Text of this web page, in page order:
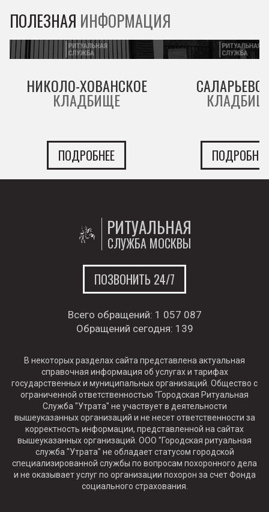
ПОЛЕЗНАЯ ИНФОРМАЦИЯ
НИКОЛО-ХОВАНСКОЕ
КЛАДБИЩЕ
ПОДРОБНЕЕ ПОДРОБНЕЕ
РИТУАЛЬНАЯ
СЛУЖБА МОСКВЫ
ПОЗВОНИТЬ 24/7
Всего обращений: 1 057 087
Обращений сегодня: 139
В некоторых разделах сайта представлена актуальная
справочная информация об услугах и тарифах
государственных и муниципальных организаций. Общество с
ограниченной ответственностью "Городская Ритуальная
Служба "Утрата" не участвует в деятельности
вышеуказанных организаций и не несет ответственности за
корректность информации, представленной на сайтах
вышеуказанных организаций. ООО "Городская ритуальная
служба "Утрата" не обладает статусом городской
специализированной службы по вопросам похоронного дела
и не оказывает услуг по организации похорон за счет Фонда
социального страхования.